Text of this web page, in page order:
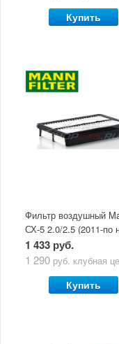
Купить
Фильтр воздушный
СХ-5 2.0/2.5 (2011-по
Mann
1 433 руб.
1 290 руб. клубная
Купить